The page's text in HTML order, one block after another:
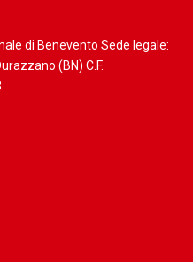
di Benevento Sede legale:
(BN) C.F.